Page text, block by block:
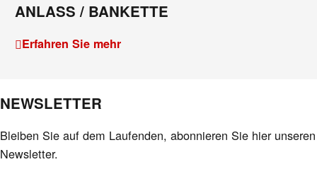
ANLASS / BANKETTE
Erfahren Sie mehr
NEWSLETTER
Bleiben Sie auf dem Laufenden, abonnieren Sie hier unseren
Newsletter.